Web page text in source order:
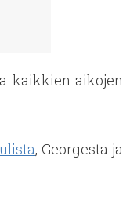
kaikkien aikojen
, Georgesta ja